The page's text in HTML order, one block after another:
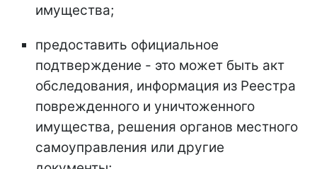
имущества;
предоставить официальное
подтверждение - это может быть акт
обследования, информация из Реестра
поврежденного и уничтоженного
имущества, решения органов местного
самоуправления или другие